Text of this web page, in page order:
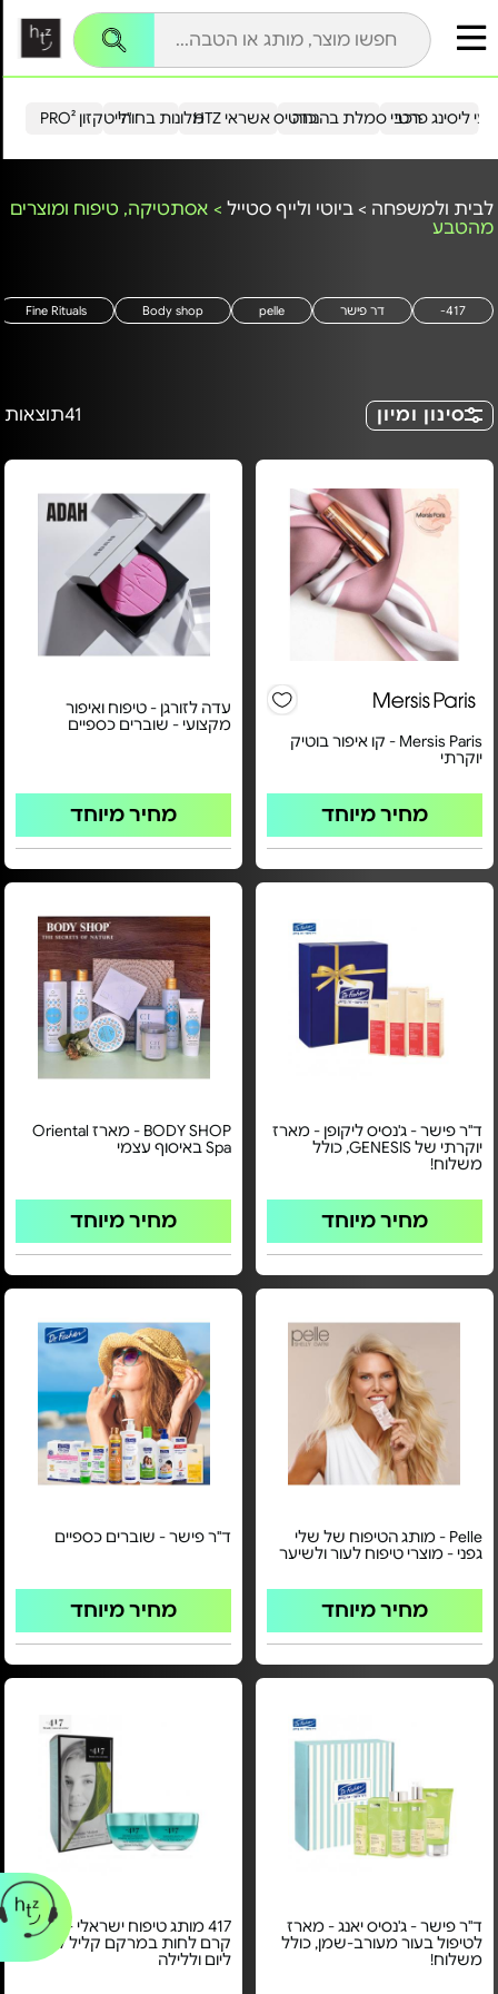
הייטקזון PRO²מלונות בחו"ל כרטיס אשראי HTZ ליסינג פרטירכבי סמלת בהנחה
לבית ולמשפחה > ביוטי ולייף סטייל > אסתטיקה, טיפוח ומוצרים
מהטבע
417- דר פישר pelle
Body shop
Fine Rituals
סינון ומיון 41תוצאות
Mersis Paris - קו איפור בוטיק
יוקרתי
מחיר מיוחד
עדה לזורגן - טיפוח ואיפור
מקצועי - שוברים כספיים
מחיר מיוחד
ד"ר פישר - ג'נסיס ליקופן - מארז
יוקרתי של GENESIS, כולל
משלוח!
מחיר מיוחד
BODY SHOP - מארז Oriental
Spa באיסוף עצמי
מחיר מיוחד
Pelle - מותג הטיפוח של שלי
גפני - מוצרי טיפוח לעור ולשיער
מחיר מיוחד
ד"ר פישר - שוברים כספיים
מחיר מיוחד
ד"ר פישר - ג'נסיס יאנג - מארז
לטיפול בעור מעורב-שמן, כולל
משלוח!
417 מותג טיפוח ישראלי - מארז
קרם לחות במרקם קליל לפנים
ליום וללילה